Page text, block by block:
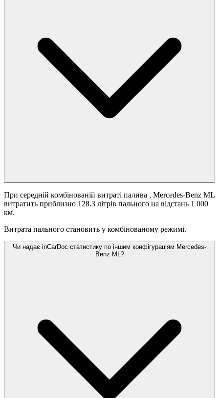
При середній комбінованій витраті палива , Mercedes-Benz ML
витратить приблизно 128.3 літрів пального на відстань 1 000
км.
Витрата пального становить у комбінованому режимі.
Чи надає inCarDoc статистику по іншим конфігураціям Mercedes-
Benz ML?